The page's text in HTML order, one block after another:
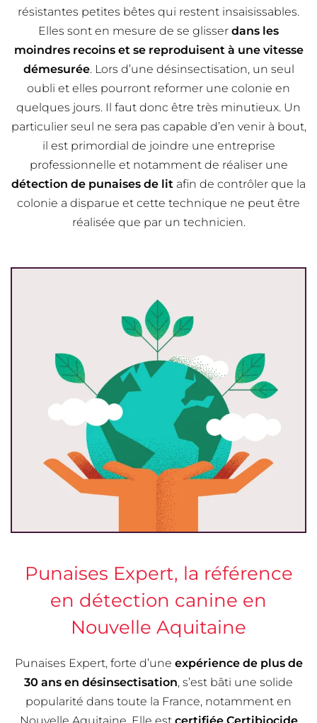
résistantes petites bêtes qui restent insaisissables.
Elles sont en mesure de se glisser dans les
moindres recoins et se reproduisent à une vitesse
démesurée. Lors d’une désinsectisation, un seul
oubli et elles pourront reformer une colonie en
quelques jours. Il faut donc être très minutieux. Un
particulier seul ne sera pas capable d’en venir à bout,
il est primordial de joindre une entreprise
professionnelle et notamment de réaliser une
détection de punaises de lit afin de contrôler que la
colonie a disparue et cette technique ne peut être
réalisée que par un technicien.
Punaises Expert, la référence
en détection canine en
Nouvelle Aquitaine
Punaises Expert, forte d’une expérience de plus de
30 ans en désinsectisation, s’est bâti une solide
popularité dans toute la France, notamment en